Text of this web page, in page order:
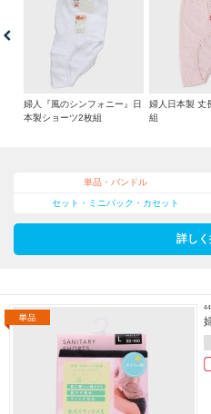
婦人『風のシンフォニー』日
本製ショーツ2枚組
婦人日本製 丈
組
単品・バンドル
セット・ミニパック・カセット
詳し